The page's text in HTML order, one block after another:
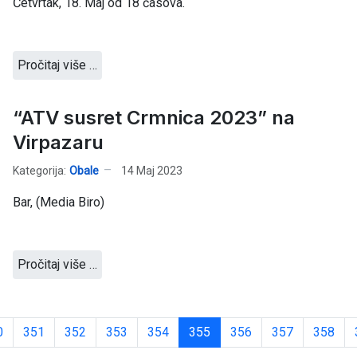
Četvrtak, 18. Maj od 18 časova.
Pročitaj više …
“ATV susret Crmnica 2023” na
Virpazaru
Kategorija: Obale 14 Maj 2023
Bar, (Media Biro)
Pročitaj više …
351 352 353 354 355 356 357 358